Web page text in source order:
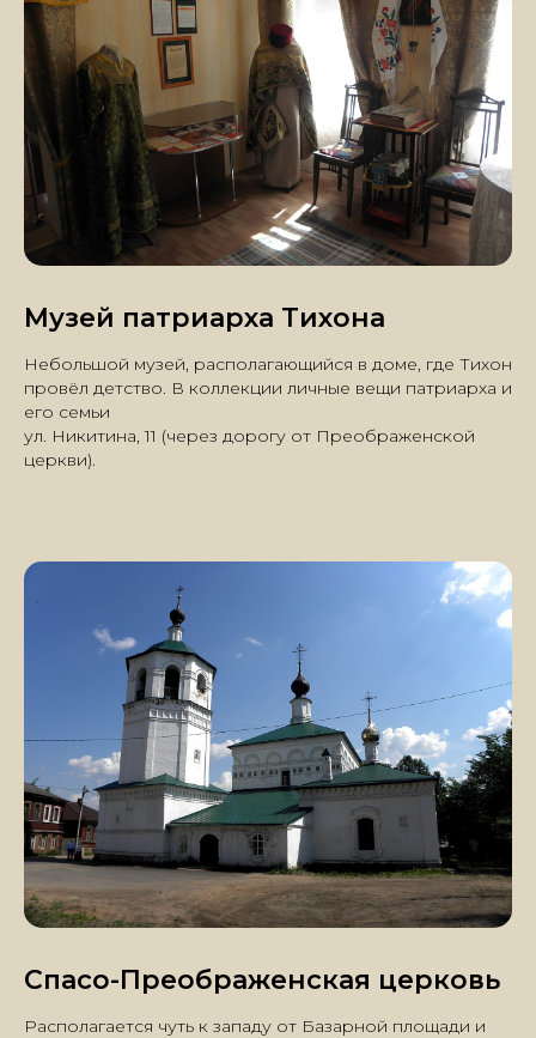
Музей патриарха Тихона
Небольшой музей, располагающийся в доме, где Тихон
провёл детство. В коллекции личные вещи патриарха и
его семьи
ул. Никитина, 11 (через дорогу от Преображенской
церкви).
Спасо-Преображенская церковь
Располагается чуть к западу от Базарной площади и
Отдых на природе в
КАРТА ТОРОПОЛИСА
О НАС